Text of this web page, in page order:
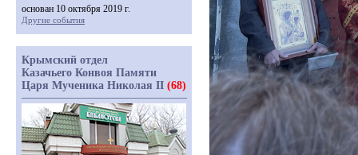
основан 10 октября 2019 г.
Другие события
Крымский отдел
Казачьего Конвоя Памяти
Царя Мученика Николая II (68)